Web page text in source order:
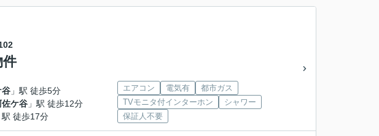
件
谷 」駅 徒歩5分
佐ケ谷 」駅 徒歩12分
駅 徒歩17分
エアコン 電気有
都市ガス
TVモニタ付インターホン
シャワー
保証人不要